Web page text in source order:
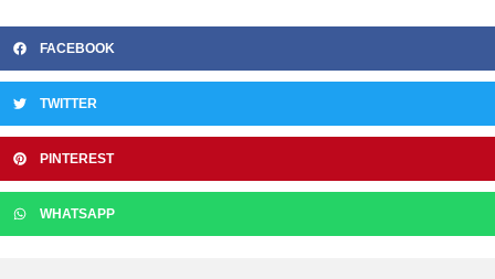
FACEBOOK
TWITTER
PINTEREST
WHATSAPP